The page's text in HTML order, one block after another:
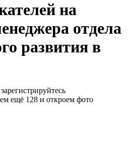
на
отдела
развития в
ещё 128 и откроем фото